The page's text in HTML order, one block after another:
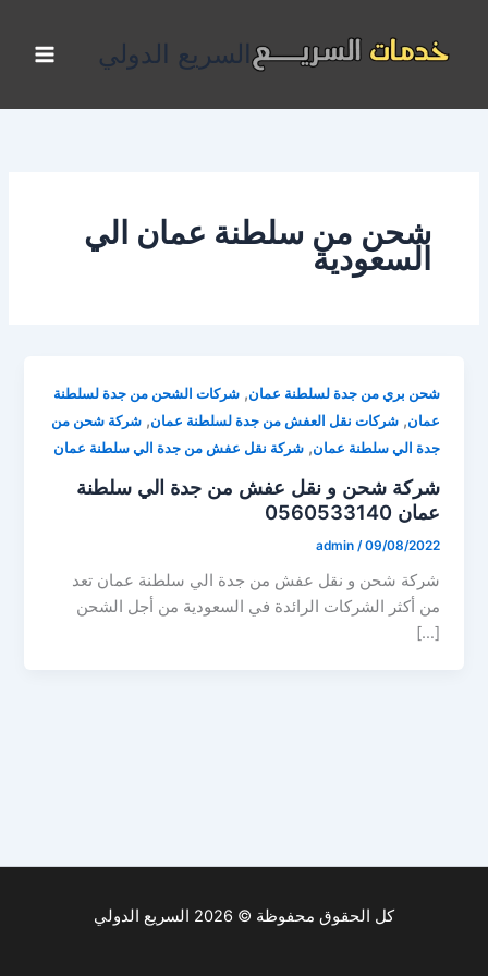
المحتوى
السريع الدولي
شحن من سلطنة عمان الي
السعودية
شحن بري من جدة لسلطنة عمان,شركات الشحن من جدة لسلطنة
عمان,شركات نقل العفش من جدة لسلطنة عمان,شركة شحن من
جدة الي سلطنة عمان,شركة نقل عفش من جدة الي سلطنة عمان
شركة شحن و نقل عفش من جدة الي سلطنة
عمان 0560533140
admin /09/08/2022
شركة شحن و نقل عفش من جدة الي سلطنة عمان تعد
من أكثر الشركات الرائدة في السعودية من أجل الشحن
[…]
كل الحقوق محفوظة © 2026 السريع الدولي